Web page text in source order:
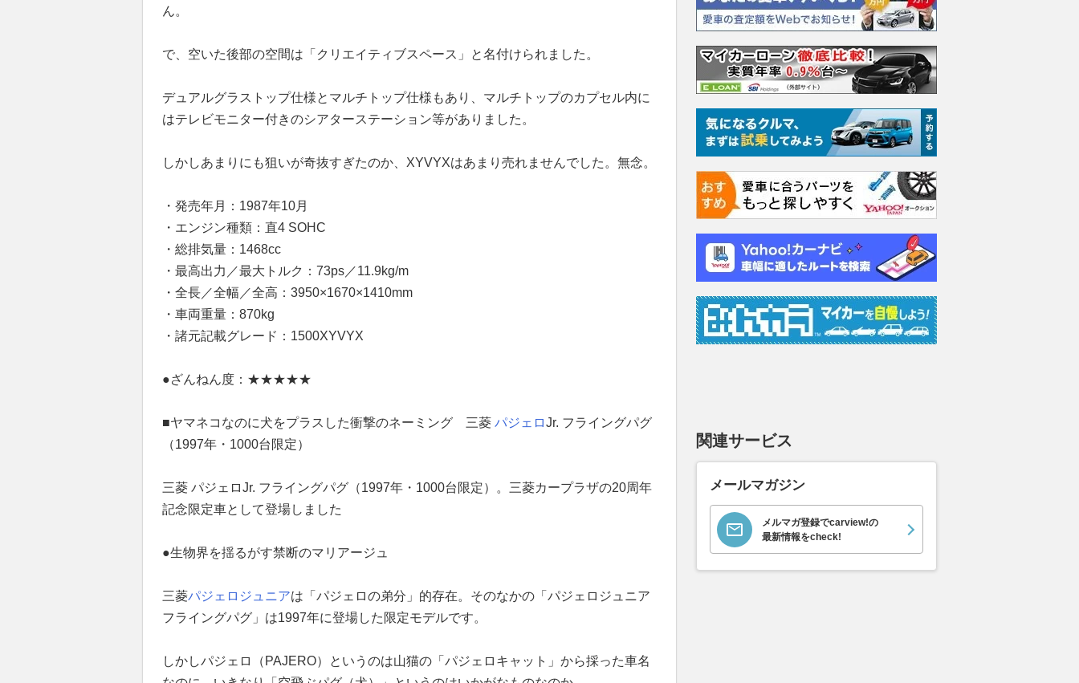
ん。
で、空いた後部の空間は「クリエイティブスペース」と名付けられました。
デュアルグラストップ仕様とマルチトップ仕様もあり、マルチトップのカプセル内に
はテレビモニター付きのシアターステーション等がありました。
しかしあまりにも狙いが奇抜すぎたのか、XYVYXはあまり売れませんでした。無念。
・発売年月：1987年10月
・エンジン種類：直4 SOHC
・総排気量：1468cc
・最高出力／最大トルク：73ps／11.9kg/m
・全長／全幅／全高：3950×1670×1410mm
・車両重量：870kg
・諸元記載グレード：1500XYVYX
●ざんねん度：★★★★★
■ヤマネコなのに犬をプラスした衝撃のネーミング 三菱 パジェロJr. フライングパグ
（1997年・1000台限定）
三菱 パジェロJr. フライングパグ（1997年・1000台限定）。三菱カープラザの20周年
記念限定車として登場しました
●生物界を揺るがす禁断のマリアージュ
三菱パジェロジュニアは「パジェロの弟分」的存在。そのなかの「パジェロジュニア
フライングパグ」は1997年に登場した限定モデルです。
しかしパジェロ（PAJERO）というのは山猫の「パジェロキャット」から採った車名
関連サービス
メールマガジン
メルマガ登録でcarview!の
最新情報をcheck!